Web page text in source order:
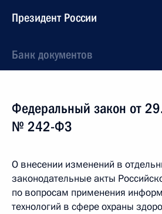
Президент России
Банк документов
Федеральный закон от
№ 242-ФЗ
О внесении изменений в
законодательные акты
по вопросам применения
технологий в сфере охраны